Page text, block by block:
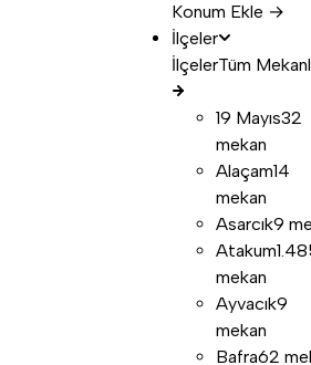
Konum Ekle →
İlçeler
İlçelerTüm
19 Mayıs32
mekan
Alaçam14
mekan
Asarcık9
Atakum
mekan
Ayvacık9
mekan
Bafra62